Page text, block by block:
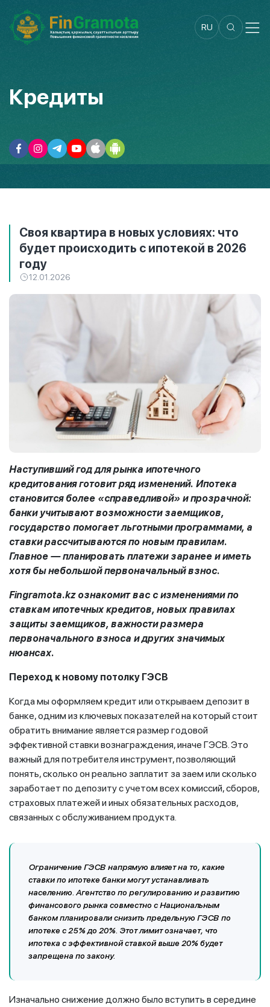
RU
Кредиты
Своя квартира в новых условиях: что
будет происходить с ипотекой в 2026
году
12.01.2026
Наступивший год для рынка ипотечного
кредитования готовит ряд изменений. Ипотека
становится более «справедливой» и прозрачной:
банки учитывают возможности заемщиков,
государство помогает льготными программами, а
ставки рассчитываются по новым правилам.
Главное — планировать платежи заранее и иметь
хотя бы небольшой первоначальный взнос.
Fingramota.kzознакомит вас cизменениями по
ставкам ипотечных кредитов, новых правилах
защиты заемщиков, важности размера
первоначального взноса и других значимых
нюансах.
Переход к новому потолку ГЭСВ
Когда мы оформляем кредит или открываем депозит в
банке, одним из ключевых показателей на который стоит
обратить внимание является размер годовой
эффективной ставки вознаграждения, иначе ГЭСВ. Это
важный для потребителя инструмент, позволяющий
понять, сколько он реально заплатит за заем или сколько
заработает по депозиту с учетом всех комиссий, сборов,
страховых платежей и иных обязательных расходов,
связанных с обслуживанием продукта.
Ограничение ГЭСВ напрямую влияет на то, какие
ставки по ипотеке банки могут устанавливать
населению. Агентство по регулированию и развитию
финансового рынка совместно с Национальным
банком планировали снизить предельную ГЭСВ по
ипотеке с 25% до 20%. Этот лимит означает, что
ипотека с эффективной ставкой выше 20% будет
запрещена по закону.
Изначально снижение должно было вступить в середине